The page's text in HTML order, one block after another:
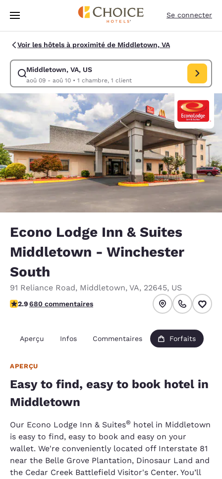
Sauter à Contenu Principal
Se connecter
Voir les hôtels à proximité de Middletown, VA
Middletown, VA, US
aoû 09 - aoû 10• 1 chambre, 1 client
Modifier la recherche pour Middletown, VA, US. Date d’arrivée aoû
Econo Lodge Inn & Suites
Middletown - Winchester
South
91 Reliance Road, Middletown, VA, 22645, US
2.88 étoiles. Moyen.
2.9680 commentaires
Aperçu Infos Commentaires Forfaits
APERÇU
Easy to find, easy to book hotel in
Middletown
Our Econo Lodge Inn & Suites® hotel in Middletown
is easy to find, easy to book and easy on your
wallet. We're conveniently located off Interstate 81
near the Belle Grove Plantation, Dinosaur Land and
the Cedar Creek Battlefield Visitor's Center. You’ll